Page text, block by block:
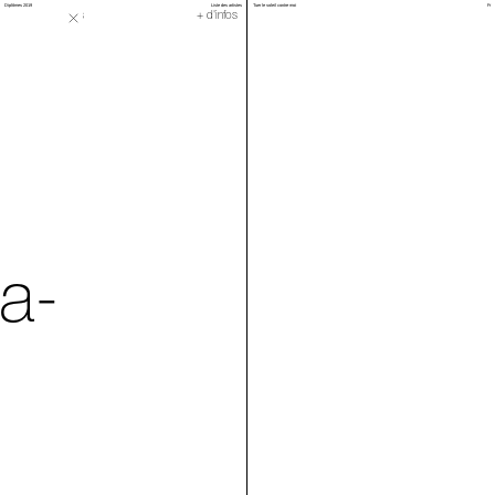
Diplômes 2019 Liste des artistes Tuer le soleil contre moi Fr
Orgue à parfums + d'infos